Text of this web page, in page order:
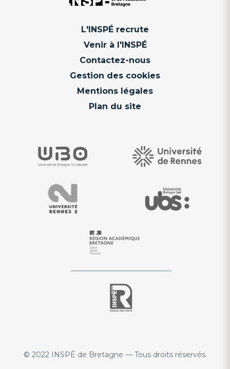
L'INSPÉ recrute
Venir à l'INSPÉ
Contactez-nous
Gestion des cookies
Mentions légales
Plan du site
© 2022 INSPÉ de Bretagne — Tous droits réservés.